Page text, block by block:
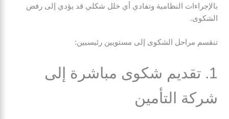
بالإجراءات النظامية وتفادي أي خلل شكلي قد يؤدي إلى رفض
الشكوى.
تنقسم مراحل الشكوى إلى مستويين رئيسيين:
1. تقديم شكوى مباشرة إلى
شركة التأمين